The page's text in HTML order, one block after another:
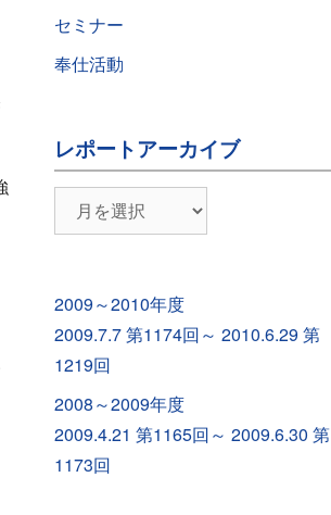
セミナー
奉仕活動
レポートアーカイブ
ポ
イ
ブ
2009～2010年度
2009.7.7 第1174回～ 2010.6.29 第
1219回
2008～2009年度
2009.4.21 第1165回～ 2009.6.30 第
1173回